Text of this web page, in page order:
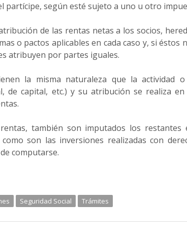
partícipe, según esté sujeto a uno u otro
de las rentas netas a los socios,
o pactos aplicables en cada caso y, si éstos
atribuyen por partes iguales.
la misma naturaleza que la actividad
de capital, etc.) y su atribución se realiza
también son imputados los restantes
son las inversiones realizadas con
computarse.
Seguridad Social Trámites